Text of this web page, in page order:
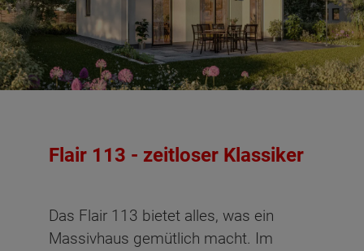
Flair 113 - zeitloser Klassiker
Das Flair 113 bietet alles, was ein
Massivhaus gemütlich macht. Im